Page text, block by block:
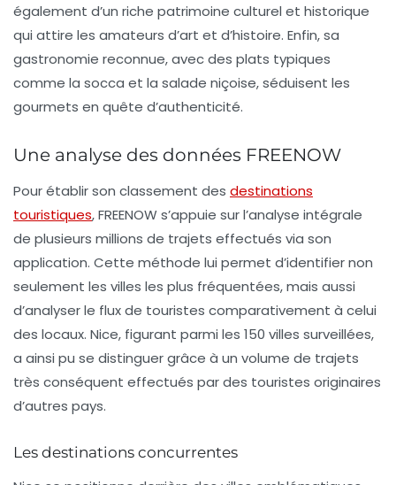
également d’un riche patrimoine culturel et historique
qui attire les amateurs d’art et d’histoire. Enfin, sa
gastronomie reconnue, avec des plats typiques
comme la socca et la salade niçoise, séduisent les
gourmets en quête d’authenticité.
Une analyse des données FREENOW
Pour établir son classement des destinations
touristiques, FREENOW s’appuie sur l’analyse intégrale
de plusieurs millions de trajets effectués via son
application. Cette méthode lui permet d’identifier non
seulement les villes les plus fréquentées, mais aussi
d’analyser le flux de touristes comparativement à celui
des locaux. Nice, figurant parmi les 150 villes surveillées,
a ainsi pu se distinguer grâce à un volume de trajets
très conséquent effectués par des touristes originaires
d’autres pays.
Les destinations concurrentes